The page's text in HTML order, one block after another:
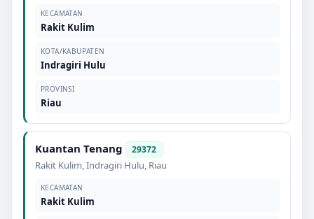
KECAMATAN
Rakit Kulim
KOTA/KABUPATEN
Indragiri Hulu
PROVINSI
Riau
Kuantan Tenang 29372
Rakit Kulim,Indragiri Hulu, Riau
KECAMATAN
Rakit Kulim